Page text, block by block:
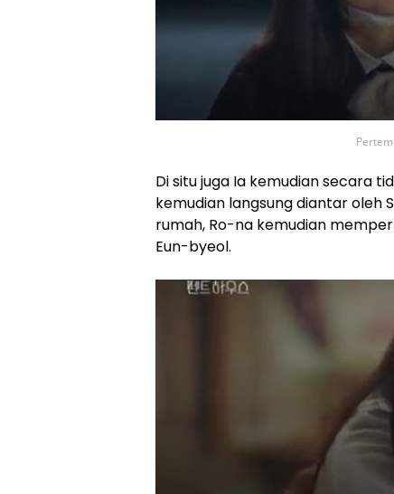
Di situ juga Ia kemudian secara
kemudian langsung diantar oleh
rumah, Ro-na kemudian
Eun-byeol.